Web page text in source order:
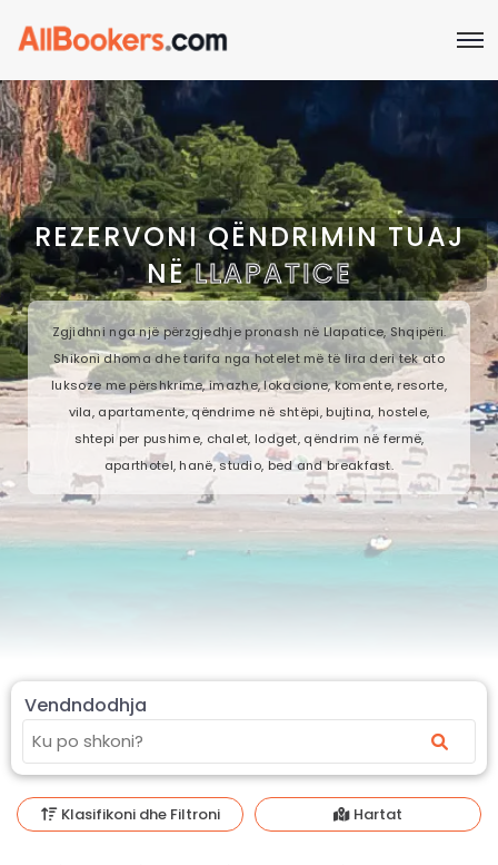
REZERVONI QËNDRIMIN TUAJ
NËLLAPATICE
Zgjidhni nga një përzgjedhje pronash në Llapatice, Shqipëri.
Shikoni dhoma dhe tarifa nga hotelet më të lira deri tek ato
luksoze me përshkrime, imazhe, lokacione, komente, resorte,
vila, apartamente, qëndrime në shtëpi, bujtina, hostele,
shtepi per pushime, chalet, lodget, qëndrim në fermë,
aparthotel, hanë, studio, bed and breakfast.
Vendndodhja
Klasifikoni dhe Filtroni Hartat